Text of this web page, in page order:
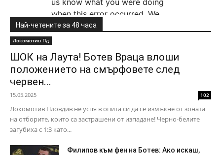
Най-четените за 48 часа
Локомотив Пд
ШОК на Лаута! Ботев Враца влоши
положението на смърфовете след
червен...
15.05.2025 102
Локомотив Пловдив не успя в опита си да се измъкне от зоната
на отборите, които са застрашени от изпадане! Черно-белите
загубиха с 1:3 като...
Филипов към фен на Ботев: Ако искаш,